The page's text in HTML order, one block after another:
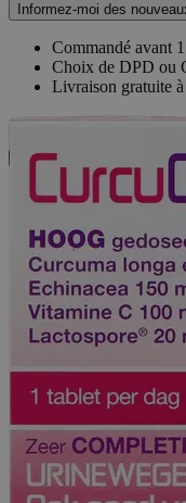
Informez-moi des
Commandé avant
Choix de DPD ou
Livraison gratuite